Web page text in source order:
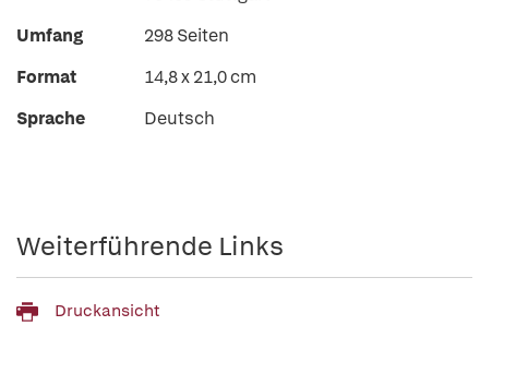
Umfang
298 Seiten
Format
14,8 x 21,0 cm
Sprache
Deutsch
Weiterführende Links
Druckansicht